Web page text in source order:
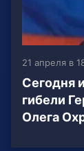
21 апреля в
Сегодня
гибели
Олега